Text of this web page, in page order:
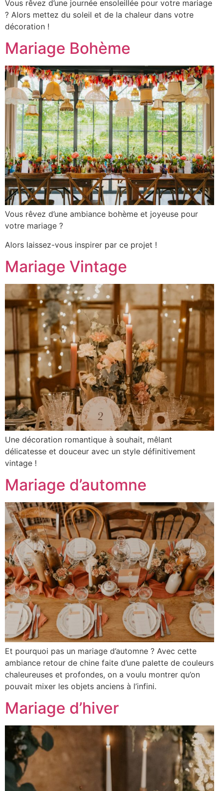
Vous rêvez d’une journée ensoleillée pour votre mariage
? Alors mettez du soleil et de la chaleur dans votre
décoration !
Mariage Bohème
Vous rêvez d’une ambiance bohème et joyeuse pour
votre mariage ?
Alors laissez-vous inspirer par ce projet !
Mariage Vintage
Une décoration romantique à souhait, mêlant
délicatesse et douceur avec un style définitivement
vintage !
Mariage d’automne
Et pourquoi pas un mariage d’automne ? Avec cette
ambiance retour de chine faite d’une palette de couleurs
chaleureuses et profondes, on a voulu montrer qu’on
pouvait mixer les objets anciens à l’infini.
Mariage d’hiver